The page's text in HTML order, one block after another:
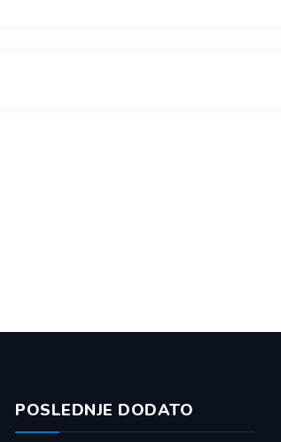
POSLEDNJE DODATO